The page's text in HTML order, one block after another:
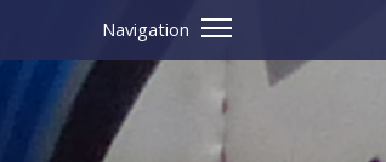
Navigation